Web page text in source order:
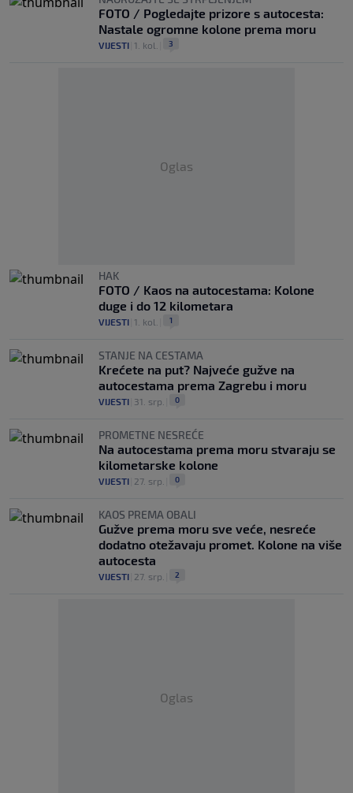
FOTO / Pogledajte prizore s autocesta:
Nastale ogromne kolone prema moru
VIJESTI 1. kol. 3
Oglas
HAK
FOTO / Kaos na autocestama: Kolone
duge i do 12 kilometara
VIJESTI 1. kol. 1
STANJE NA CESTAMA
Krećete na put? Najveće gužve na
autocestama prema Zagrebu i moru
VIJESTI 31. srp. 0
PROMETNE NESREĆE
Na autocestama prema moru stvaraju se
kilometarske kolone
VIJESTI 27. srp. 0
KAOS PREMA OBALI
Gužve prema moru sve veće, nesreće
dodatno otežavaju promet. Kolone na više
autocesta
VIJESTI 27. srp. 2
Oglas